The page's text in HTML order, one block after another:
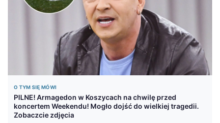
O TYM SIĘ MÓWI
PILNE! Armagedon w Koszycach na chwilę przed
koncertem Weekendu! Mogło dojść do wielkiej tragedii.
Zobaczcie zdjęcia